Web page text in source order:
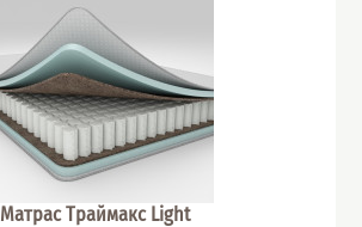
Матрас Траймакс Light